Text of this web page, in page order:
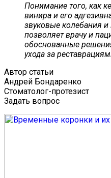
Понимание того, как
винира и его
звуковые колебания и
позволяет врачу и
обоснованные
ухода за
Автор статьи
Андрей Бондаренко
Стоматолог-протезист
Задать вопрос